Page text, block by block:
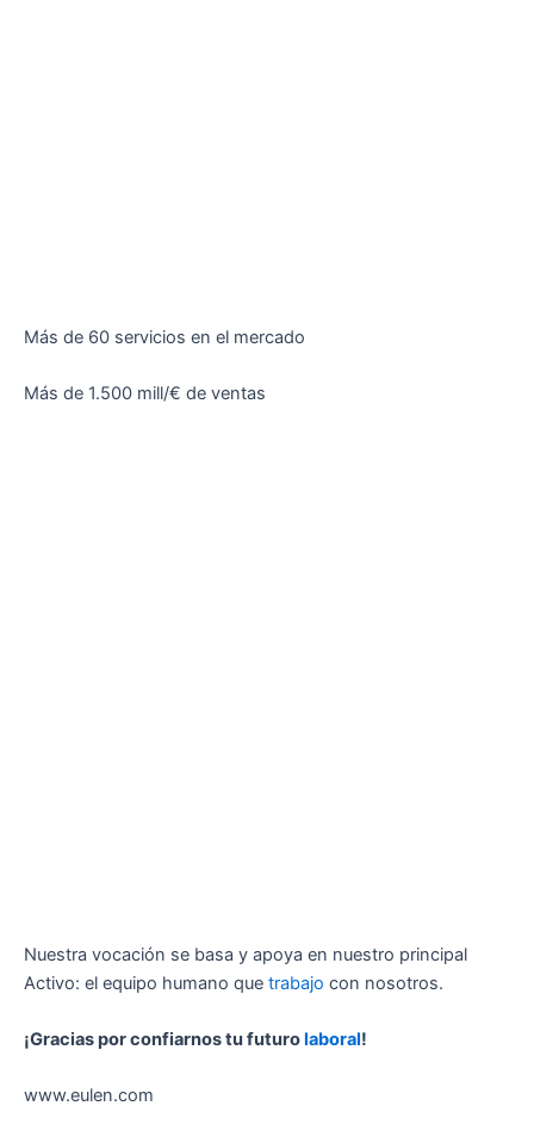
Más de 60 servicios en el mercado
Más de 1.500 mill/€ de ventas
Nuestra vocación se basa y apoya en nuestro principal
Activo: el equipo humano que trabajo con nosotros.
¡Gracias por confiarnos tu futurolaboral!
www.eulen.com